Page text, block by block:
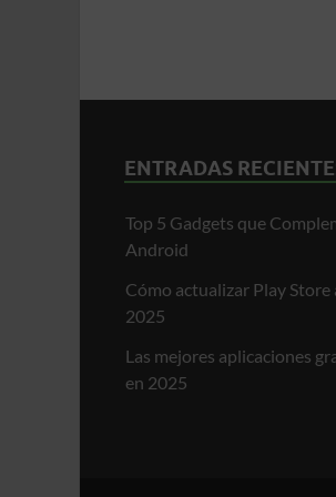
ENTRADAS
Top 5 Gadgets que
Android
Cómo actualizar Play
2025
Las mejores aplicaciones
en 2025